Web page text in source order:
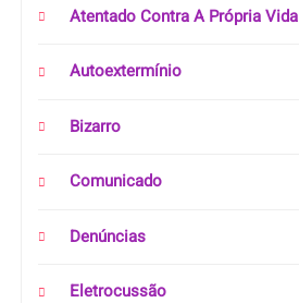
Atentado Contra A Própria Vida
Autoextermínio
Bizarro
Comunicado
Denúncias
Eletrocussão